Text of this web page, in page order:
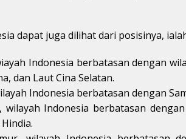
dapat juga dilihat dari posisinya,
Indonesia berbatasan dengan
dan Laut Cina Selatan.
Indonesia berbatasan dengan
wilayah Indonesia berbatasan